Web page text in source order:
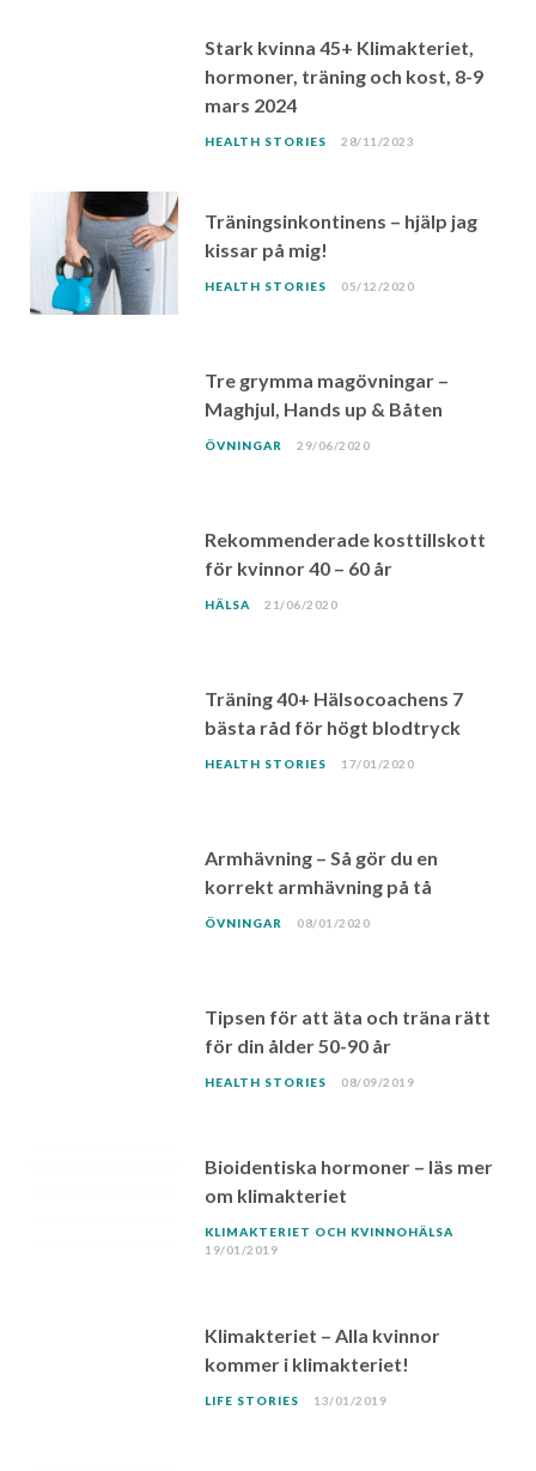
Stark kvinna 45+ Klimakteriet,
hormoner, träning och kost, 8-9
mars 2024
HEALTH STORIES 28/11/2023
Träningsinkontinens – hjälp jag
kissar på mig!
HEALTH STORIES 05/12/2020
Tre grymma magövningar –
Maghjul, Hands up & Båten
ÖVNINGAR 29/06/2020
Rekommenderade kosttillskott
för kvinnor 40 – 60 år
HÄLSA 21/06/2020
Träning 40+ Hälsocoachens 7
bästa råd för högt blodtryck
HEALTH STORIES 17/01/2020
Armhävning – Så gör du en
korrekt armhävning på tå
ÖVNINGAR 08/01/2020
Tipsen för att äta och träna rätt
för din ålder 50-90 år
HEALTH STORIES 08/09/2019
Bioidentiska hormoner – läs mer
om klimakteriet
KLIMAKTERIET OCH KVINNOHÄLSA
19/01/2019
Klimakteriet – Alla kvinnor
kommer i klimakteriet!
LIFE STORIES 13/01/2019